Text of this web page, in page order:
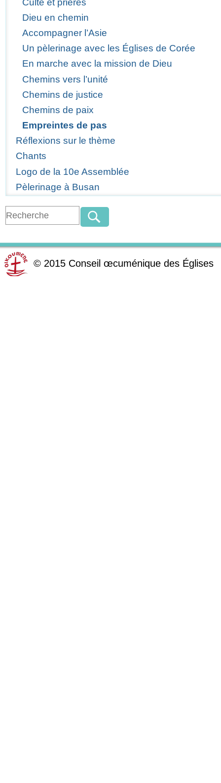
Dieu en chemin
Accompagner l’Asie
Un pèlerinage avec les Églises de Corée
En marche avec la mission de Dieu
Chemins vers l’unité
Chemins de justice
Chemins de paix
Empreintes de pas
Réflexions sur le thème
Chants
Logo de la 10e Assemblée
Pèlerinage à Busan
© 2015 Conseil œcuménique des Églises